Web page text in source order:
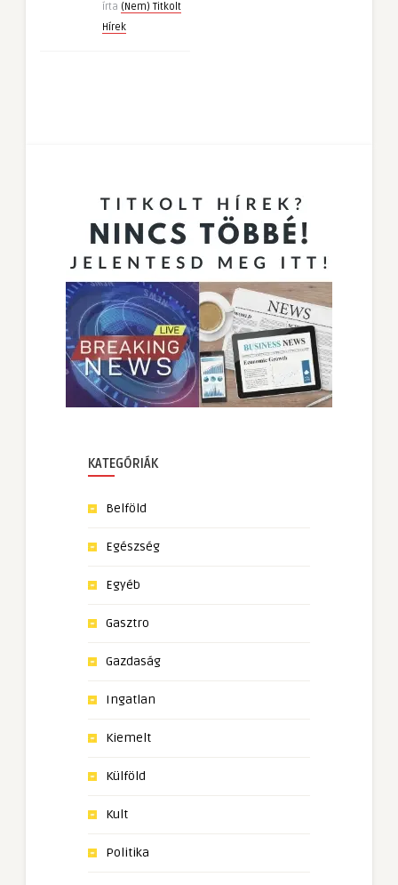
írta (Nem) Titkolt
Hírek
KATEGÓRIÁK
Belföld
Egészség
Egyéb
Gasztro
Gazdaság
Ingatlan
Kiemelt
Külföld
Kult
Politika